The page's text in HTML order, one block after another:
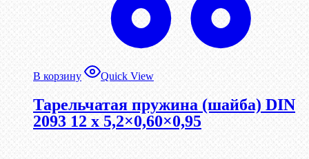
В корзину Quick View
Тарельчатая пружина (шайба) DIN
2093 12 x 5,2×0,60×0,95